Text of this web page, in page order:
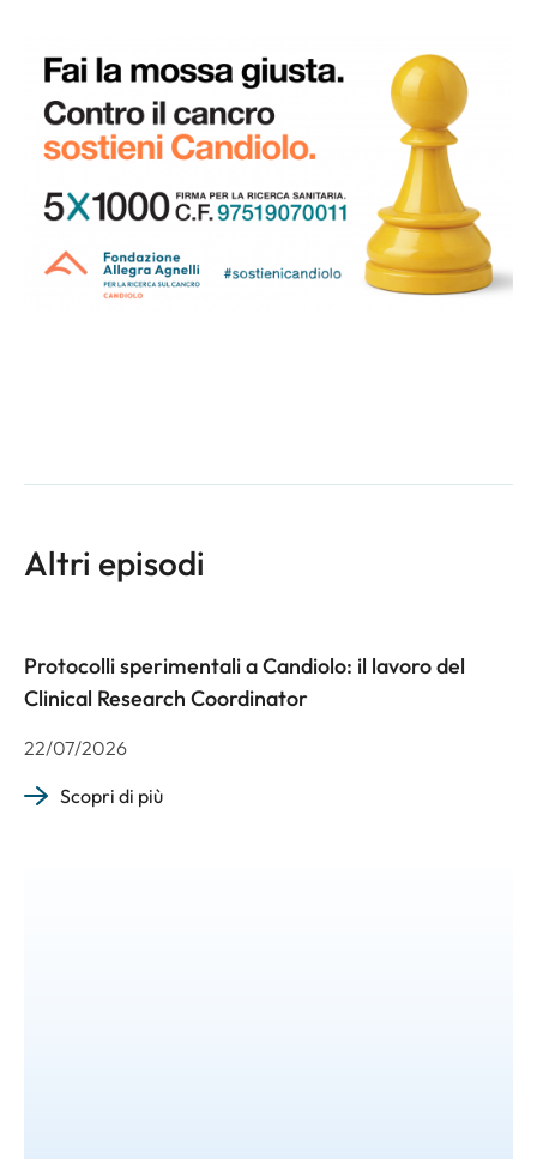
Altri episodi
Protocolli sperimentali a Candiolo: il lavoro del
Clinical Research Coordinator
22/07/2026
Scopri di più